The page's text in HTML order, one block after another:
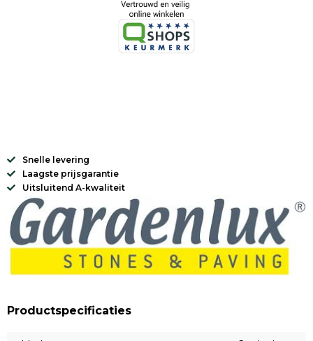
Snelle levering
Laagste prijsgarantie
Uitsluitend A-kwaliteit
Productspecificaties